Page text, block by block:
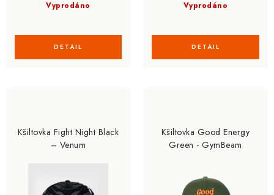
Vyprodáno Vyprodáno
Kšiltovka Fight Night Black
– Venum
Kšiltovka Good Energy
Green - GymBeam